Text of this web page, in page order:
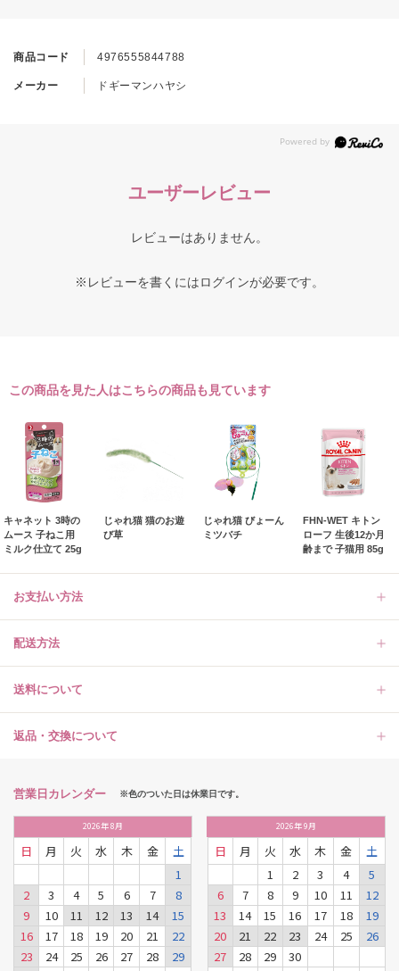
商品コード 4976555844788
メーカー ドギーマンハヤシ
ユーザーレビュー
レビューはありません。
※レビューを書くにはログインが必要です。
この商品を見た人はこちらの商品も見ています
キャネット 3時の
ムース 子ねこ用
ミルク仕立て 25g
じゃれ猫 猫のお遊
び草
じゃれ猫 びょーん
ミツバチ
FHN-WET キトン
ローフ 生後12か月
齢まで 子猫用 85g
お支払い方法
配送方法
送料について
返品・交換について
営業日カレンダー ※色のついた日は休業日です。
2026年8月
日 月 火 水 木 金
土
1
2
3 4 5 6 7
8
9
10 11 12 13 14
15
16
17 18 19 20 21
22
23
24 25 26 27 28
29
2026年9月
日 月 火 水 木 金
土
1
2 3 4
5
6
7 8 9 10 11
12
13
14 15 16 17 18
19
20
21 22 23 24 25
26
27
28 29 30